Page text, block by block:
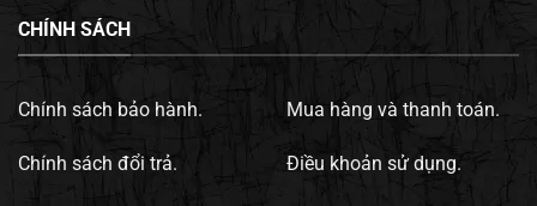
CHÍNH SÁCH
Chính sách bảo hành.
Chính sách đổi trả.
Mua hàng và thanh toán.
Điều khoản sử dụng.